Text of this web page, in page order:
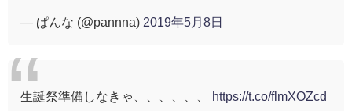
— ぱんな (@pannna) 2019年5月8日
生誕祭準備しなきゃ、、、、、、
https://t.co/flmXOZcd